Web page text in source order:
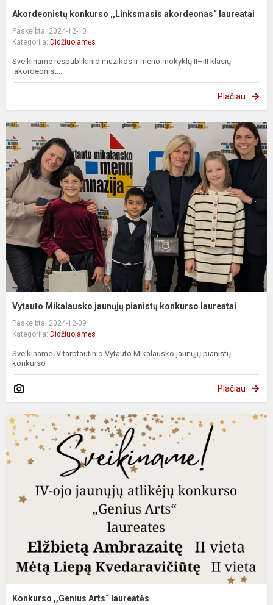
Akordeonistų konkurso ,,Linksmasis akordeonas“ laureatai
Paskelbta: 2024-12-10
Kategorija: Didžiuojamės
Sveikiname respublikinio muzikos ir meno mokyklų II–III klasių
akordeonist...
Plačiau
Vytauto Mikalausko jaunųjų pianistų konkurso laureatai
Paskelbta: 2024-12-09
Kategorija: Didžiuojamės
Sveikiname IV tarptautinio Vytauto Mikalausko jaunųjų pianistų
konkurso
Plačiau
Konkurso ,,Genius Arts“ laureatės